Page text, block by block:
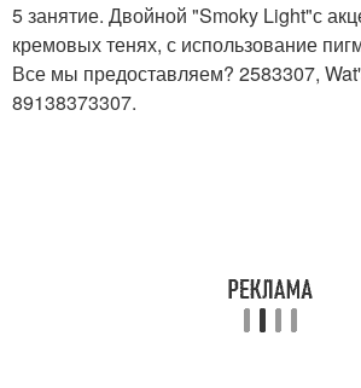
5 занятие. Двойной "Smoky Light"с
кремовых тенях, с использование
Все мы предоставляем? 2583307,
89138373307.